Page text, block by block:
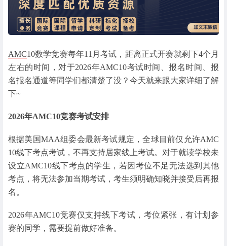
AMC10数学竞赛每年11月考试，距离正式开赛就剩下4个月
左右的时间，对于2026年AMC10考试时间、报名时间、报
名报名通道等同学们都清楚了没？今天就来跟大家详细了解
下~
2026年AMC10竞赛考试安排
根据美国MAA组委会最新考试规定，全球目前仅允许AMC
10线下考点考试，不再支持居家线上考试。对于就读学校未
设立AMC10线下考点的学生，若因考位不足无法选到其他
考点，将无法参加当期考试，考生须明确知晓并接受后再报
名。
2026年AMC10竞赛仅支持线下考试，考位紧张，有计划参
赛的同学，需要提前做好准备。